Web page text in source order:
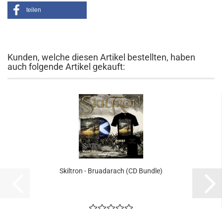
teilen
Kunden, welche diesen Artikel bestellten, haben
auch folgende Artikel gekauft:
Skiltron - Bruadarach (CD Bundle)